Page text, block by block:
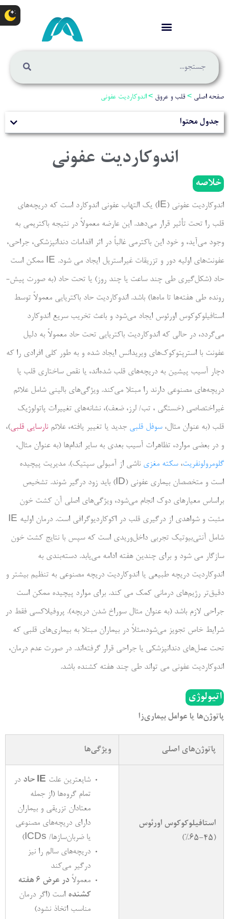
صفحه اصلی > قلب و عروق >اندوکاردیت عفونی
جدول محتوا
اندوکاردیت عفونی
خلاصه
اندوکاردیت عفونی (IE) یک التهاب عفونی اندوکارد است که دریچه‌های
قلب را تحت تأثیر قرار می‌دهد. این عارضه معمولاً در نتیجه باکتریمی به
وجود می­‌آید، و خود این باکترمی غالباً در اثر اقدامات دندانپزشکی، جراحی،
عفونت‌های اولیه دور و تزریقات غیراستریل ایجاد می شود. IE ممکن است
حاد (شکل­‌گیری طی چند ساعت یا چند روز) یا تحت حاد (به صورت پیش‌­
رونده طی هفته‌ها تا ماه‌ها) باشد. اندوکاردیت حاد باکتریایی معمولاً توسط
استافیلوکوکوس اورئوس ایجاد می‌شود و باعث تخریب سریع اندوکارد
می‌گردد، در حالی که اندوکاردیت باکتریایی تحت حاد معمولاً به دلیل
عفونت با استرپتوکوک‌های ویریدانس ایجاد شده و به طور کلی افرادی را که
دچار آسیب پیشین به دریچه‌های قلب شده­‌اند، یا نقص ساختاری قلب یا
دریچه‌های مصنوعی دارند را مبتلا می‌کند. ویژگی‌های بالینی شامل علائم
غیراختصاصی (خستگی ، تب/ لرز، ضعف)، نشانه‌های تغییرات پاتولوژیک
قلب (به عنوان مثال،سوفل قلبیجدید یا تغییر یافته، علائم نارسایی قلبی)،
و در بعضی موارد، تظاهرات آسیب بعدی به سایر اندام‌ها (به عنوان مثال،
گلومرولونفریت، سکته مغزی ناشی از آمبولی سپتیک). مدیریت پیچیده
است و متخصصان بیماری عفونی (ID) باید زود درگیر شوند. تشخیص
براساس معیارهای دوک انجام می‌شود، ویژگی‌های اصلی آن کشت خون
مثبت و شواهدی از درگیری قلب در اکوکاردیوگرافی است. درمان اولیه IE
شامل آنتی‌بیوتیک تجربی داخل‌­وریدی است که سپس با نتایج کشت خون
سازگار می شود و برای چندین هفته ادامه می‌یابد. دسته‌بندی به
اندوکاردیت دریچه طبیعی یا اندوکاردیت دریچه مصنوعی به تنظیم بیشتر و
دقیق‌­تر رژیم‌های درمانی کمک می کند. برای موارد پیچیده ممکن است
جراحی لازم باشد (به عنوان مثال سوراخ شدن دریچه). پروفیلاکسی فقط در
شرایط خاص تجویز می‌شود،مثلاً در بیماران مبتلا به بیماری‌های قلبی که
تحت عمل‌های دندانپزشکی یا جراحی قرار گرفته‌اند. در صورت عدم درمان،
اندوکاردیت عفونی می تواند طی چند هفته کشنده باشد.
اتیولوژی
پاتوژن­‌ها یا عوامل بیماری‌­زا
پاتوژن‌­های اصلی ویژگی‌­ها
استافیلوکوکوس اورئوس
(
45-65%
)
شایعترین علت IE حاد در
تمام گروه‌­ها (از جمله
معتادان تزریقی و بیماران
دارای دریچه‌­های مصنوعی
یا ضربان­‌سازها/ ICDs)
دریچه­‌های سالم را نیز
درگیر می­‌کند
معمولاً
در عرض 6 هفته
کشنده است (اگر درمان
مناسب اتخاذ نشود)